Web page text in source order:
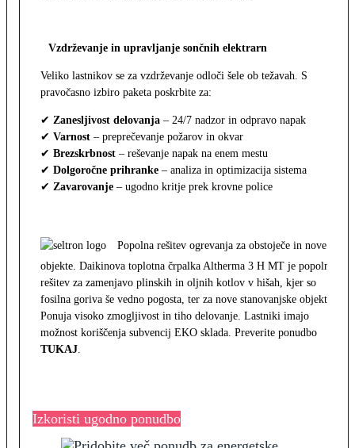
Vzdrževanje in upravljanje sončnih elektrarn
Veliko lastnikov se za vzdrževanje odloči šele ob težavah. S
pravočasno izbiro paketa poskrbite za:
✔ Zanesljivost delovanja – 24/7 nadzor in odpravo napak
✔ Varnost – preprečevanje požarov in okvar
✔ Brezskrbnost – reševanje napak na enem mestu
✔ Dolgoročne prihranke – analiza in optimizacija sistema
✔ Zavarovanje – ugodno kritje prek krovne police
Popolna rešitev ogrevanja za obstoječe in nove
objekte. Daikinova toplotna črpalka Altherma 3 H MT je popolna
rešitev za zamenjavo plinskih in oljnih kotlov v hišah, kjer so
fosilna goriva še vedno pogosta, ter za nove stanovanjske objekte.
Ponuja visoko zmogljivost in tiho delovanje. Lastniki imajo
možnost koriščenja subvencij EKO sklada. Preverite ponudbo
TUKAJ
Izkoristi ugodno ponudbo